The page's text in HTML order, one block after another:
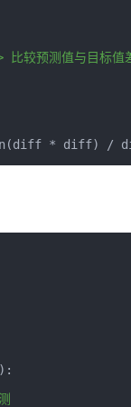
较预测值与目标值
(diff * diff) /
):